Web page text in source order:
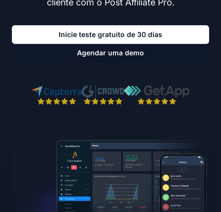
cliente com o Post Affiliate Pro.
Inicie teste gratuito de 30 dias
Agendar uma demo